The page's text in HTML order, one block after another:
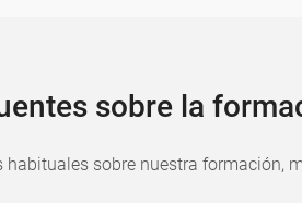
sobre la
habituales sobre nuestra formación,